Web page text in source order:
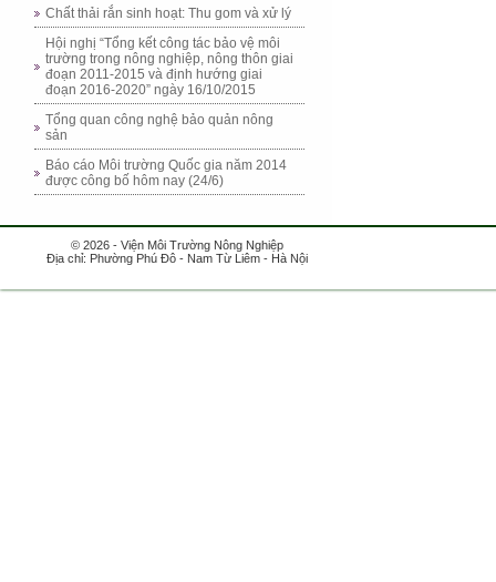
Chất thải rắn sinh hoạt: Thu gom và xử lý
Hội nghị “Tổng kết công tác bảo vệ môi
trường trong nông nghiệp, nông thôn giai
đoạn 2011-2015 và định hướng giai
đoạn 2016-2020” ngày 16/10/2015
Tổng quan công nghệ bảo quản nông
sản
Báo cáo Môi trường Quốc gia năm 2014
được công bố hôm nay (24/6)
© 2026 - Viện Môi Trường Nông Nghiệp
Địa chỉ: Phường Phú Đô - Nam Từ Liêm - Hà Nội